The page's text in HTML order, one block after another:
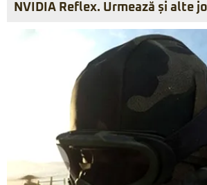
NVIDIA Reflex. Urmează și alte